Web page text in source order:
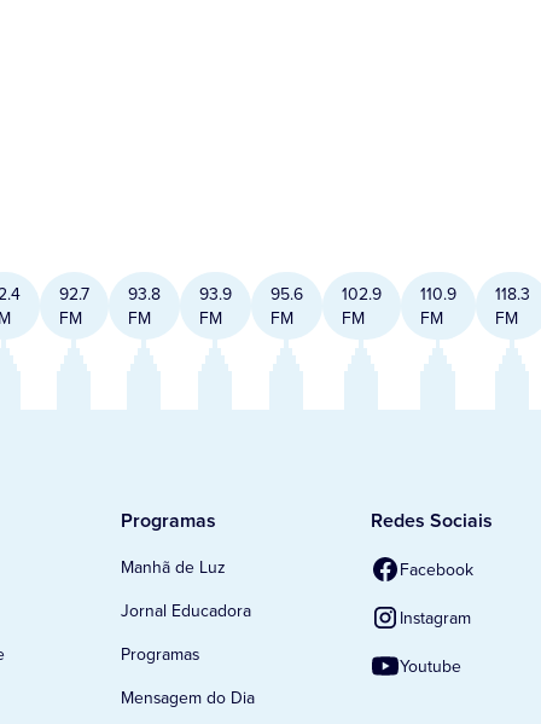
92.7
FM
93.8
FM
93.9
FM
95.6
FM
102.9
FM
110.9
FM
118.3
FM
Programas
Manhã de Luz
Jornal Educadora
Programas
Mensagem do Dia
Redes Sociais
Facebook
Instagram
Youtube